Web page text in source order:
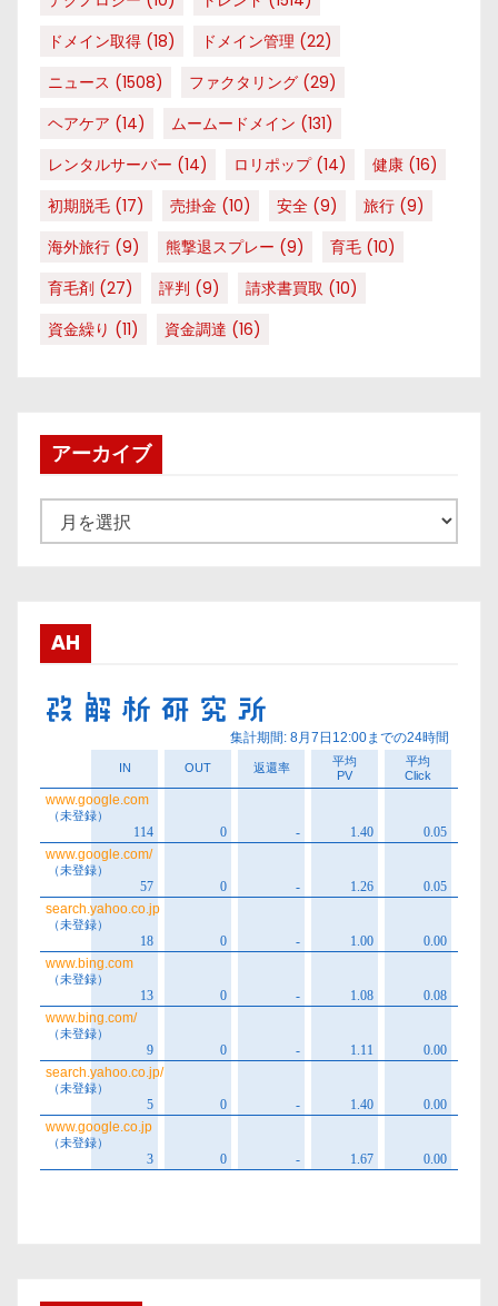
ドメイン取得 (18) ドメイン管理 (22)
ニュース (1508) ファクタリング (29)
ヘアケア (14) ムームードメイン (131)
レンタルサーバー (14) ロリポップ(14) 健康 (16)
初期脱毛 (17) 売掛金 (10) 安全 (9) 旅行 (9)
海外旅行 (9) 熊撃退スプレー (9) 育毛 (10)
育毛剤 (27) 評判 (9) 請求書買取 (10)
資金繰り (11) 資金調達 (16)
アーカイブ
ー
ブ
AH